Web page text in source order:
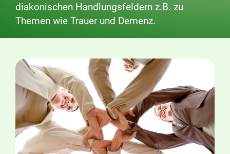
diakonischen Handlungsfeldern z.B. zu
Themen wie Trauer und Demenz.